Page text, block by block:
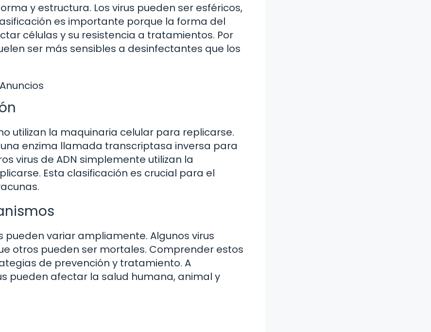
y estructura. Los virus pueden ser esféricos,
es importante porque la forma del
células y su resistencia a tratamientos. Por
ser más sensibles a desinfectantes que los
Anuncios
utilizan la maquinaria celular para replicarse.
enzima llamada transcriptasa inversa para
virus de ADN simplemente utilizan la
Esta clasificación es crucial para el
pueden variar ampliamente. Algunos virus
otros pueden ser mortales. Comprender estos
de prevención y tratamiento. A
pueden afectar la salud humana, animal y